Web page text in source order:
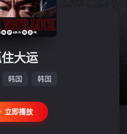
大运
韩国 韩国
立即播放